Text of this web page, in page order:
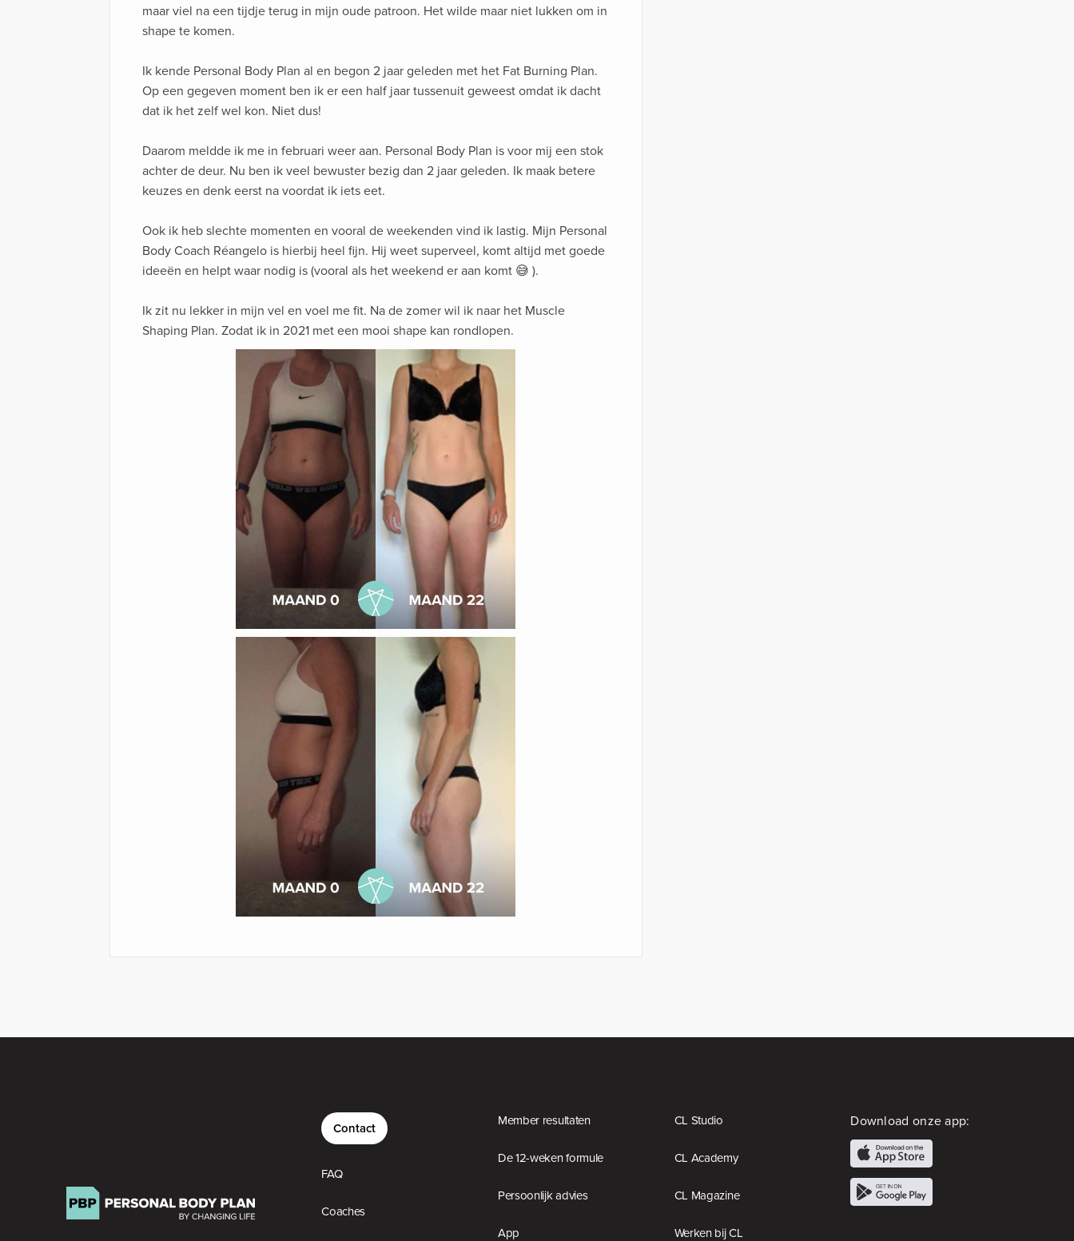
maar viel na een tijdje terug in mijn oude patroon. Het wilde maar niet lukken om in
shape te komen.
Ik kende Personal Body Plan al en begon 2 jaar geleden met het Fat Burning Plan.
Op een gegeven moment ben ik er een half jaar tussenuit geweest omdat ik dacht
dat ik het zelf wel kon. Niet dus!
Daarom meldde ik me in februari weer aan. Personal Body Plan is voor mij een stok
achter de deur. Nu ben ik veel bewuster bezig dan 2 jaar geleden. Ik maak betere
keuzes en denk eerst na voordat ik iets eet.
Ook ik heb slechte momenten en vooral de weekenden vind ik lastig. Mijn Personal
Body Coach Réangelo is hierbij heel fijn. Hij weet superveel, komt altijd met goede
ideeën en helpt waar nodig is (vooral als het weekend er aan komt 😅 ).
Ik zit nu lekker in mijn vel en voel me fit. Na de zomer wil ik naar het Muscle
Shaping Plan. Zodat ik in 2021 met een mooi shape kan rondlopen.
Contact
FAQ
Coaches
Member resultaten
De 12-weken formule
Persoonlijk advies
App
CL Studio
CL Academy
CL Magazine
Werken bij CL
Download onze app: